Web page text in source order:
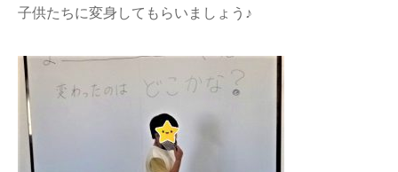
子供たちに変身してもらいましょう♪